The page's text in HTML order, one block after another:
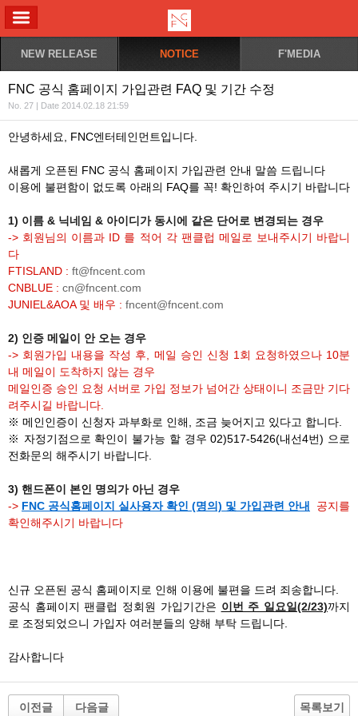
NEW RELEASE NOTICE F'MEDIA
FNC 공식 홈페이지 가입관련 FAQ 및 기간 수정
No. 27 | Date 2014.02.18 21:59
안녕하세요, FNC엔터테인먼트입니다.
새롭게 오픈된 FNC 공식 홈페이지 가입관련 안내 말씀 드립니다
이용에 불편함이 없도록 아래의 FAQ를 꼭! 확인하여 주시기 바랍니다
1) 이름 & 닉네임 & 아이디가 동시에 같은 단어로 변경되는 경우
-> 회원님의 이름과 ID 를 적어 각 팬클럽 메일로 보내주시기 바랍니
다
FTISLAND : ft@fncent.com
CNBLUE : cn@fncent.com
JUNIEL&AOA 및 배우 : fncent@fncent.com
2) 인증 메일이 안 오는 경우
-> 회원가입 내용을 작성 후, 메일 승인 신청 1회 요청하였으나 10분
내 메일이 도착하지 않는 경우
메일인증 승인 요청 서버로 가입 정보가 넘어간 상태이니 조금만 기다
려주시길 바랍니다.
※ 메인인증이 신청자 과부화로 인해, 조금 늦어지고 있다고 합니다.
※ 자정기점으로 확인이 불가능 할 경우 02)517-5426(내선4번) 으로
전화문의 해주시기 바랍니다.
3) 핸드폰이 본인 명의가 아닌 경우
-> FNC 공식홈페이지 실사용자 확인 (명의) 및 가입관련 안내
공지를
확인해주시기 바랍니다
신규 오픈된 공식 홈페이지로 인해 이용에 불편을 드려 죄송합니다.
공식 홈페이지 팬클럽 정회원 가입기간은 이번 주 일요일(2/23)까지
로 조정되었으니 가입자 여러분들의 양해 부탁 드립니다.
감사합니다
이전글 다음글 목록보기